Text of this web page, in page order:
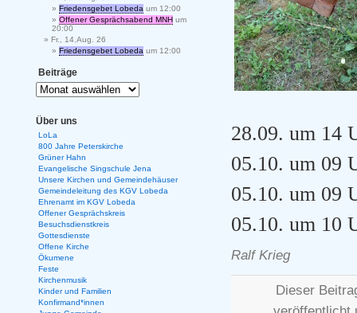
28.09. um 14
05.10. um 09
05.10. um 09
05.10. um 10
Ralf Krieg
Dieser
Friedensgebet Lobeda um 12:00
Offener Gesprächsabend MNH um
20:00
Fr., 14.Aug. 26
Friedensgebet Lobeda um 12:00
Beiträge
Über uns
LoLa
800 Jahre Peterskirche
Grüner Hahn
Evangelische Singschule Jena
Unsere Kirchen und Gemeindehäuser
Gemeindeleitung des KGV Lobeda
Ehrenamt im KGV Lobeda
Offener Gesprächskreis
Besuchsdienstkreis
Gottesdienste
Offene Kirche
Ökumene
Feste
Kirchenmusik
Kinder und Familien
Konfirmand*innen